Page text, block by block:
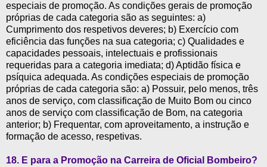
especiais de promoção. As condições gerais de promoção
próprias de cada categoria são as seguintes: a)
Cumprimento dos respetivos deveres; b) Exercício com
eficiência das funções na sua categoria; c) Qualidades e
capacidades pessoais, intelectuais e profissionais
requeridas para a categoria imediata; d) Aptidão física e
psíquica adequada. As condições especiais de promoção
próprias de cada categoria são: a) Possuir, pelo menos, três
anos de serviço, com classificação de Muito Bom ou cinco
anos de serviço com classificação de Bom, na categoria
anterior; b) Frequentar, com aproveitamento, a instrução e
formação de acesso, respetivas.
18. E para a Promoção na Carreira de Oficial Bombeiro?